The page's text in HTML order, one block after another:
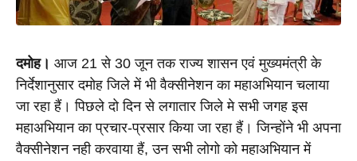
दमोह। आज 21 से 30 जून तक राज्य शासन एवं मुख्यमंत्री के
निर्देशानुसार दमोह जिले में भी वैक्सीनेशन का महाअभियान चलाया
जा रहा हैं। पिछले दो दिन से लगातार जिले मे सभी जगह इस
महाअभियान का प्रचार-प्रसार किया जा रहा हैं। जिन्होंने भी अपना
वैक्सीनेशन नही करवाया हैं, उन सभी लोगो को महाअभियान में